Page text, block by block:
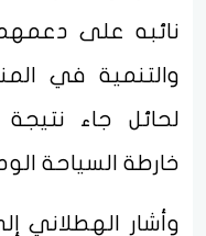
نائبه على
والتنمية في
لحائل جاء
خارطة السياحة
وأشار الهطلاني